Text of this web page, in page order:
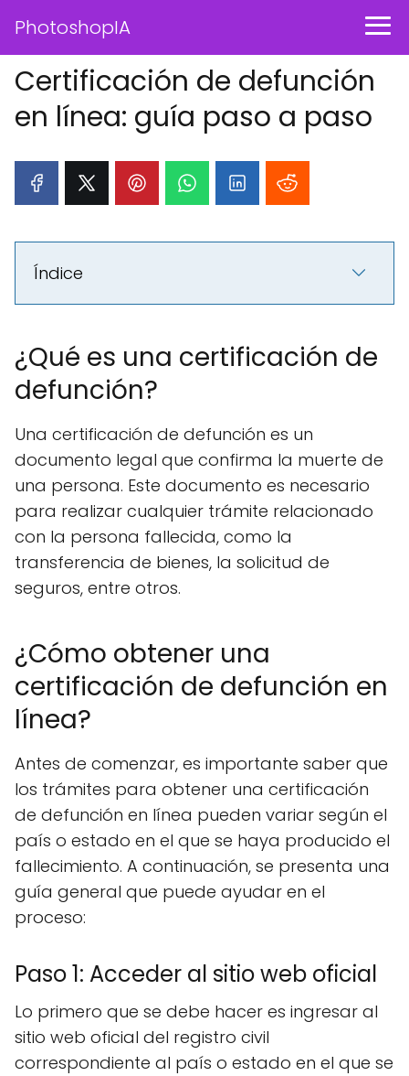
PhotoshopIA
Certificación de defunción
en línea: guía paso a paso
Índice
¿Qué es una certificación de
defunción?
Una certificación de defunción es un
documento legal que confirma la muerte de
una persona. Este documento es necesario
para realizar cualquier trámite relacionado
con la persona fallecida, como la
transferencia de bienes, la solicitud de
seguros, entre otros.
¿Cómo obtener una
certificación de defunción en
línea?
Antes de comenzar, es importante saber que
los trámites para obtener una certificación
de defunción en línea pueden variar según el
país o estado en el que se haya producido el
fallecimiento. A continuación, se presenta una
guía general que puede ayudar en el
proceso:
Paso 1: Acceder al sitio web oficial
Lo primero que se debe hacer es ingresar al
sitio web oficial del registro civil
correspondiente al país o estado en el que se